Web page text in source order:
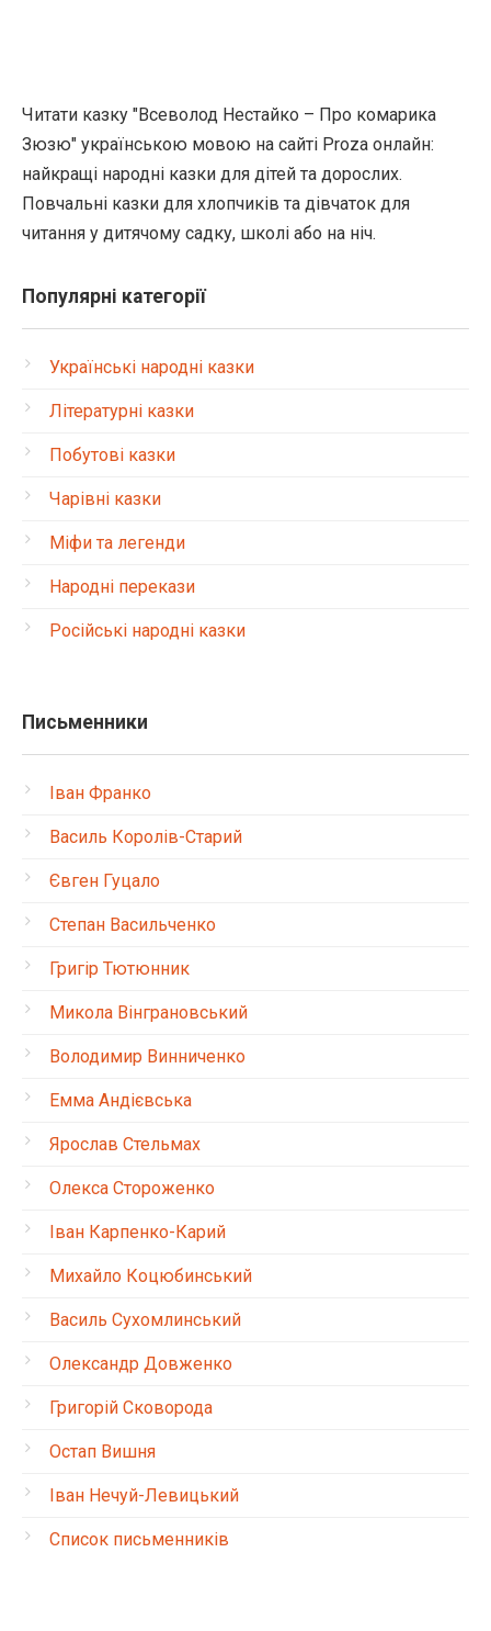
Читати казку "Всеволод Нестайко – Про комарика
Зюзю" українською мовою на сайті Proza онлайн:
найкращі народні казки для дітей та дорослих.
Повчальні казки для хлопчиків та дівчаток для
читання у дитячому садку, школі або на ніч.
Популярні категорії
Українські народні казки
Літературні казки
Побутові казки
Чарівні казки
Міфи та легенди
Народні перекази
Російські народні казки
Письменники
Іван Франко
Василь Королів-Старий
Євген Гуцало
Степан Васильченко
Григір Тютюнник
Микола Вінграновський
Володимир Винниченко
Емма Андієвська
Ярослав Стельмах
Олекса Стороженко
Іван Карпенко-Карий
Михайло Коцюбинський
Василь Сухомлинський
Олександр Довженко
Григорій Сковорода
Остап Вишня
Іван Нечуй-Левицький
Список письменників